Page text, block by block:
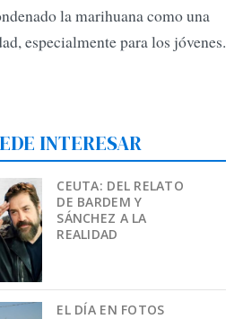
la marihuana como una
especialmente para los jóvenes.
INTERESAR
CEUTA: DEL RELATO
DE BARDEM Y
SÁNCHEZ A LA
REALIDAD
EL DÍA EN FOTOS